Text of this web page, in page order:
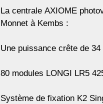
La centraleAXIOME
Monnet à Kembs :
Une puissance crête de 34
80 modules LONGI LR5
Système de fixation K2